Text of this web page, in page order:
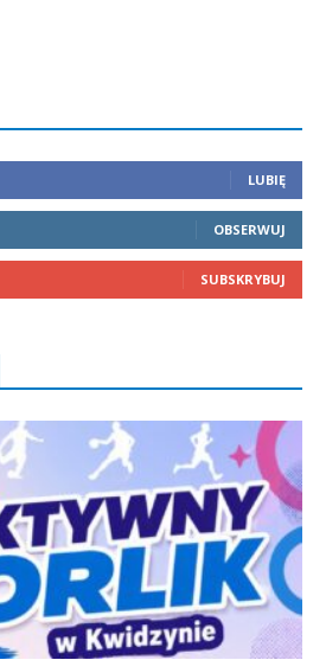
LUBIĘ
OBSERWUJ
SUBSKRYBUJ